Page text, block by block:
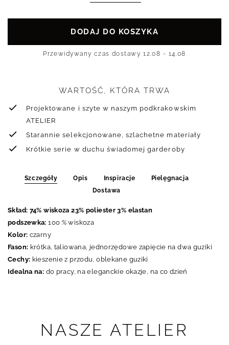
DODAJ DO KOSZYKA
Przewidywany czas dostawy 12.08 - 14.08
WARTOŚĆ, KTÓRA TRWA
Projektowane i szyte w naszym podkrakowskim
ATELIER
Starannie selekcjonowane, szlachetne materiały
Krótkie serie w duchu świadomej garderoby
Szczegóły Opis Inspiracje
Pielęgnacja
Dostawa
Skład: 74% wiskoza 23% poliester 3% elastan
podszewka:100 % wiskoza
Kolor: czarny
Fason: krótka, taliowana, jednorzędowe zapięcie na dwa guziki
Cechy: kieszenie z przodu, oblekane guziki
Idealna na: do pracy, na eleganckie okazje, na co dzień
NASZE ATELIER